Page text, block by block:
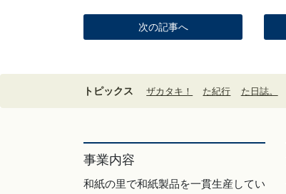
次の記事へ
トピックス ザカタキ！ た紀行 た日誌。
事業内容
和紙の里で和紙製品を一貫生産してい